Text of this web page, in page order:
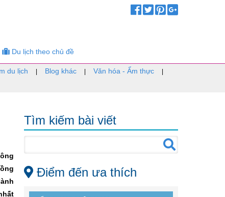
Du lịch theo chủ đề
du lịch Blog khác Văn hóa - Ẩm thực
Tìm kiếm bài viết
Điểm đến ưa thích